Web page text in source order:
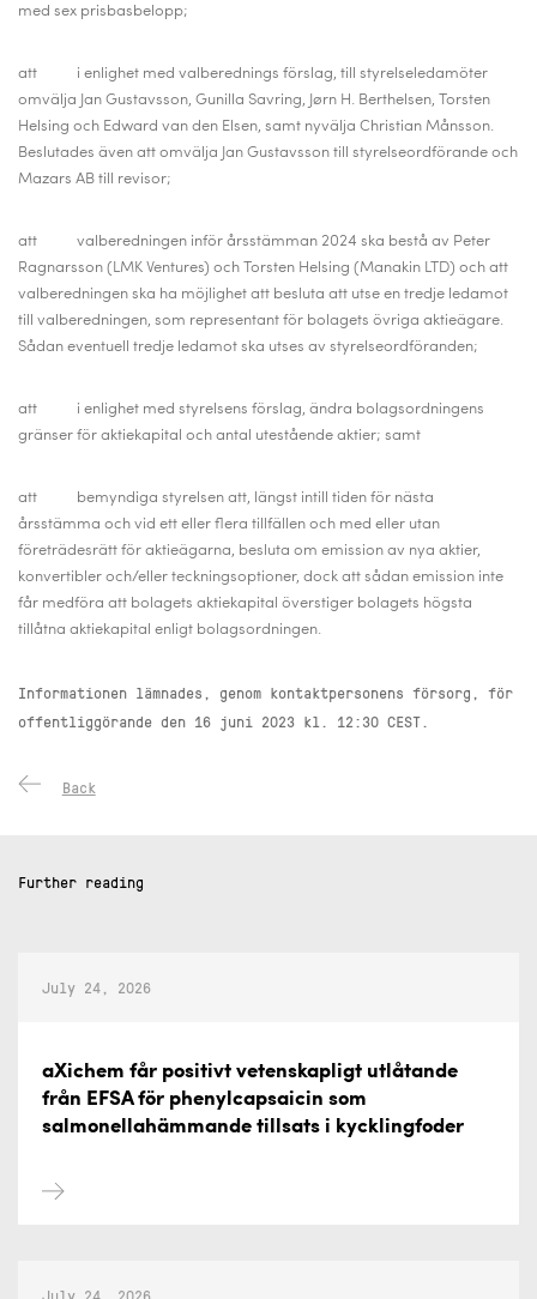
med sex prisbasbelopp;
att i enlighet med valberednings förslag, till styrelseledamöter
omvälja Jan Gustavsson, Gunilla Savring, Jørn H. Berthelsen, Torsten
Helsing och Edward van den Elsen, samt nyvälja Christian Månsson.
Beslutades även att omvälja Jan Gustavsson till styrelseordförande och
Mazars AB till revisor;
att valberedningen inför årsstämman 2024 ska bestå av Peter
Ragnarsson (LMK Ventures) och Torsten Helsing (Manakin LTD) och att
valberedningen ska ha möjlighet att besluta att utse en tredje ledamot
till valberedningen, som representant för bolagets övriga aktieägare.
Sådan eventuell tredje ledamot ska utses av styrelseordföranden;
att i enlighet med styrelsens förslag, ändra bolagsordningens
gränser för aktiekapital och antal utestående aktier; samt
att bemyndiga styrelsen att, längst intill tiden för nästa
årsstämma och vid ett eller flera tillfällen och med eller utan
företrädesrätt för aktieägarna, besluta om emission av nya aktier,
konvertibler och/eller teckningsoptioner, dock att sådan emission inte
får medföra att bolagets aktiekapital överstiger bolagets högsta
tillåtna aktiekapital enligt bolagsordningen.
Informationen lämnades, genom kontaktpersonens försorg, för
offentliggörande den 16 juni 2023 kl. 12:30 CEST.
Back
Further reading
July 24, 2026
aXichem får positivt vetenskapligt utlåtande
från EFSA för phenylcapsaicin som
salmonellahämmande tillsats i kycklingfoder
July 24, 2026